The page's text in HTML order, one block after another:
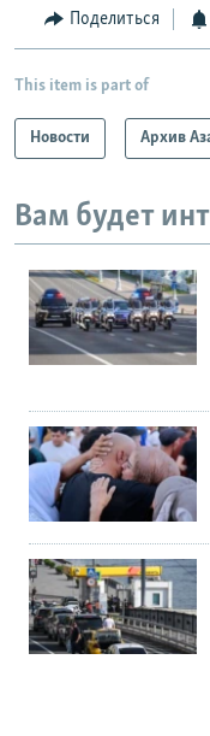
Поделиться
This item is part of
Новости Архив
Вам будет